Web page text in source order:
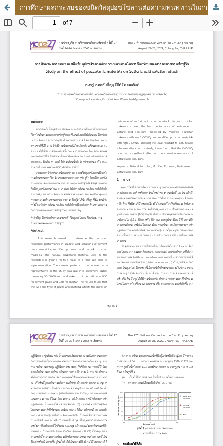
การศึกษาผลกระทบของชนิดวัสดุปอซโซลานต่อความทนททานในการกัดกร่อน ของสารละลายกรดซัลฟูริก